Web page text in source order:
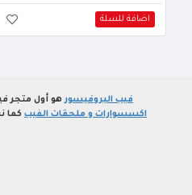
اضافة للسلة
فيب البروفيسورهو أول متجر
اكسسوارات و ملحقات الفيب كما